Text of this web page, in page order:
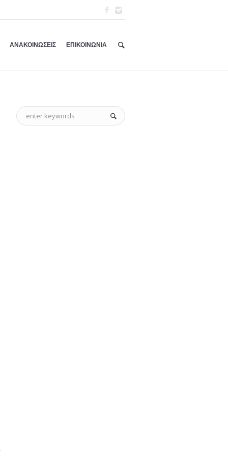
ΑΝΑΚΟΙΝΩΣΕΙΣ ΕΠΙΚΟΙΝΩΝΙΑ